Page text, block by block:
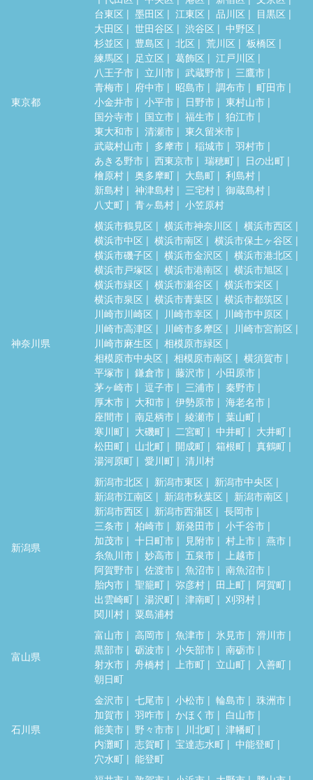
東京都
台東区
墨田区 江東区 品川区
目黒区
大田区
世田谷区 渋谷区
中野区
杉並区
豊島区 北区 荒川区
板橋区
練馬区
足立区 葛飾区
江戸川区
八王子市
立川市 武蔵野市
三鷹市
青梅市
府中市 昭島市 調布市
町田市
小金井市
小平市 日野市
東村山市
国分寺市
国立市 福生市
狛江市
東大和市
清瀬市
東久留米市
武蔵村山市
多摩市 稲城市
羽村市
あきる野市
西東京市 瑞穂町
日の出町
檜原村
奥多摩町 大島町
利島村
新島村
神津島村 三宅村
御蔵島村
八丈町
青ヶ島村 小笠原村
神奈川県
横浜市鶴見区 横浜市神奈川区
横浜市西区
横浜市中区
横浜市南区
横浜市保土ヶ谷区
横浜市磯子区
横浜市金沢区
横浜市港北区
横浜市戸塚区
横浜市港南区
横浜市旭区
横浜市緑区
横浜市瀬谷区
横浜市栄区
横浜市泉区
横浜市青葉区
横浜市都筑区
川崎市川崎区
川崎市幸区
川崎市中原区
川崎市高津区
川崎市多摩区
川崎市宮前区
川崎市麻生区
相模原市緑区
相模原市中央区
相模原市南区
横須賀市
平塚市
鎌倉市 藤沢市
小田原市
茅ヶ崎市
逗子市 三浦市
秦野市
厚木市
大和市 伊勢原市
海老名市
座間市
南足柄市 綾瀬市
葉山町
寒川町
大磯町 二宮町 中井町
大井町
松田町
山北町 開成町 箱根町
真鶴町
湯河原町
愛川町 清川村
新潟県
新潟市北区 新潟市東区
新潟市中央区
新潟市江南区
新潟市秋葉区
新潟市南区
新潟市西区
新潟市西蒲区
長岡市
三条市
柏崎市 新発田市
小千谷市
加茂市
十日町市 見附市 村上市
燕市
糸魚川市
妙高市 五泉市
上越市
阿賀野市
佐渡市 魚沼市
南魚沼市
胎内市
聖籠町 弥彦村 田上町
阿賀町
出雲崎町
湯沢町 津南町
刈羽村
関川村
粟島浦村
富山県
富山市 高岡市 魚津市 氷見市
滑川市
黒部市
砺波市 小矢部市
南砺市
射水市
舟橋村 上市町 立山町
入善町
朝日町
石川県
金沢市 七尾市 小松市 輪島市
珠洲市
加賀市
羽咋市 かほく市
白山市
能美市
野々市市 川北町
津幡町
内灘町
志賀町 宝達志水町
中能登町
穴水町
能登町